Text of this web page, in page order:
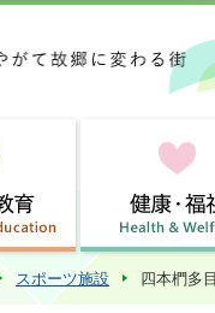
この
スポーツ施設 四本椚多